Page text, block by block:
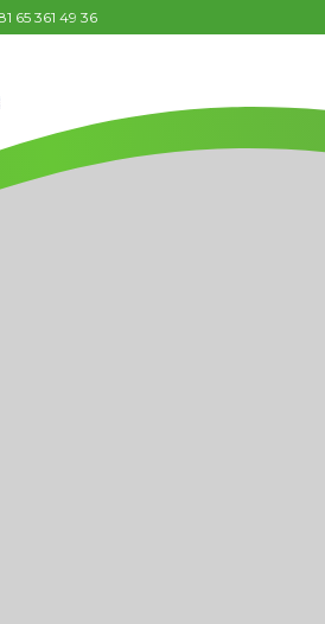
65 361 49 36